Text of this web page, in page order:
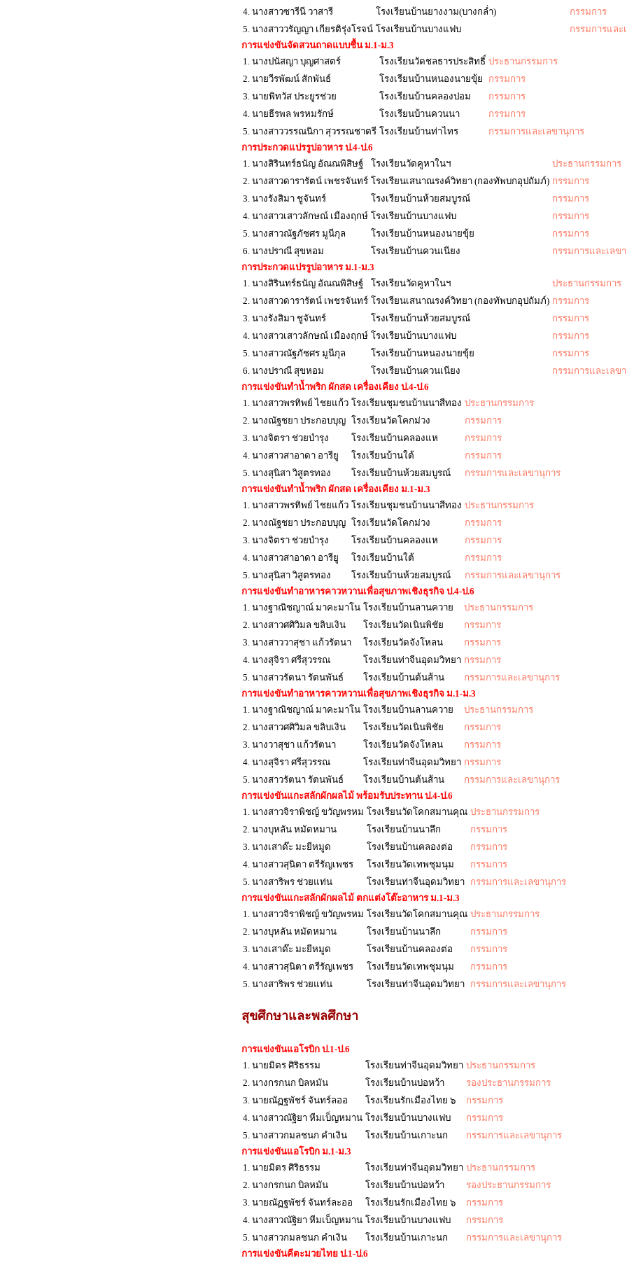
4. นางสาวซารีนี วาสารี
โรงเรียนบ้านยางงาม(บางกล่ำ)
กรรมการ
5. นางสาววรัญญา เกียรติรุ่งโรจน์ โรงเรียนบ้านบางแฟบ
กรรมการและ
การแข่งขันจัดสวนถาดแบบชื้น ม.1-ม.3
1. นางปนัสญา บุญศาสตร์
โรงเรียนวัดชลธารประสิทธิ์ ประธานกรรมการ
2. นายวีรพัฒน์ สักพันธ์
โรงเรียนบ้านหนองนายขุ้ย
กรรมการ
3. นายพิทวัส ประยูรช่วย
โรงเรียนบ้านคลองปอม
กรรมการ
4. นายธีรพล พรหมรักษ์
โรงเรียนบ้านควนนา
กรรมการ
5. นางสาววรรณนิกา สุวรรณชาตรี โรงเรียนบ้านท่าไทร
กรรมการและเลขานุการ
การประกวดแปรรูปอาหาร ป.4-ป.6
1. นางสิรินทร์ธนัญ อัณณพิสิษฐ์
โรงเรียนวัดคูหาในฯ
ประธานกรรมการ
2. นางสาวดารารัตน์ เพชรจันทร์ โรงเรียนเสนาณรงค์วิทยา (กองทัพบกอุปถัมภ์) กรรมการ
3. นางรังสิมา ชูจันทร์
โรงเรียนบ้านห้วยสมบูรณ์
กรรมการ
4. นางสาวเสาวลักษณ์ เมืองฤกษ์ โรงเรียนบ้านบางแฟบ
กรรมการ
5. นางสาวณัฐภัชศร มูนีกุล
โรงเรียนบ้านหนองนายขุ้ย
กรรมการ
6. นางปราณี สุขหอม
โรงเรียนบ้านควนเนียง
กรรมการและเลข
การประกวดแปรรูปอาหาร ม.1-ม.3
1. นางสิรินทร์ธนัญ อัณณพิสิษฐ์
โรงเรียนวัดคูหาในฯ
ประธานกรรมการ
2. นางสาวดารารัตน์ เพชรจันทร์ โรงเรียนเสนาณรงค์วิทยา (กองทัพบกอุปถัมภ์) กรรมการ
3. นางรังสิมา ชูจันทร์
โรงเรียนบ้านห้วยสมบูรณ์
กรรมการ
4. นางสาวเสาวลักษณ์ เมืองฤกษ์ โรงเรียนบ้านบางแฟบ
กรรมการ
5. นางสาวณัฐภัชศร มูนีกุล
โรงเรียนบ้านหนองนายขุ้ย
กรรมการ
6. นางปราณี สุขหอม
โรงเรียนบ้านควนเนียง
กรรมการและเลข
การแข่งขันทำน้ำพริก ผักสด เครื่องเคียง ป.4-ป.6
1. นางสาวพรทิพย์ ไชยแก้ว โรงเรียนชุมชนบ้านนาสีทอง ประธานกรรมการ
2. นางณัฐชยา ประกอบบุญ โรงเรียนวัดโคกม่วง
กรรมการ
3. นางจิตรา ช่วยบำรุง
โรงเรียนบ้านคลองแห
กรรมการ
4. นางสาวสาอาดา อารียู
โรงเรียนบ้านใต้
กรรมการ
5. นางสุนิสา วิสูตรทอง
โรงเรียนบ้านห้วยสมบูรณ์
กรรมการและเลขานุการ
การแข่งขันทำน้ำพริก ผักสด เครื่องเคียง ม.1-ม.3
1. นางสาวพรทิพย์ ไชยแก้ว โรงเรียนชุมชนบ้านนาสีทอง ประธานกรรมการ
2. นางณัฐชยา ประกอบบุญ โรงเรียนวัดโคกม่วง
กรรมการ
3. นางจิตรา ช่วยบำรุง
โรงเรียนบ้านคลองแห
กรรมการ
4. นางสาวสาอาดา อารียู
โรงเรียนบ้านใต้
กรรมการ
5. นางสุนิสา วิสูตรทอง
โรงเรียนบ้านห้วยสมบูรณ์
กรรมการและเลขานุการ
การแข่งขันทำอาหารคาวหวานเพื่อสุขภาพเชิงธุรกิจ ป.4-ป.6
1. นางฐาณิชญาณ์ มาคะมาโน โรงเรียนบ้านลานควาย
ประธานกรรมการ
2. นางสาวศศิวิมล ขลิบเงิน
โรงเรียนวัดเนินพิชัย
กรรมการ
3. นางสาววาสุชา แก้วรัตนา
โรงเรียนวัดจังโหลน
กรรมการ
4. นางสุจิรา ศรีสุวรรณ
โรงเรียนท่าจีนอุดมวิทยา กรรมการ
5. นางสาวรัตนา รัตนพันธ์
โรงเรียนบ้านต้นส้าน
กรรมการและเลขานุการ
การแข่งขันทำอาหารคาวหวานเพื่อสุขภาพเชิงธุรกิจ ม.1-ม.3
1. นางฐาณิชญาณ์ มาคะมาโน โรงเรียนบ้านลานควาย
ประธานกรรมการ
2. นางสาวศศิวิมล ขลิบเงิน
โรงเรียนวัดเนินพิชัย
กรรมการ
3. นางวาสุชา แก้วรัตนา
โรงเรียนวัดจังโหลน
กรรมการ
4. นางสุจิรา ศรีสุวรรณ
โรงเรียนท่าจีนอุดมวิทยา กรรมการ
5. นางสาวรัตนา รัตนพันธ์
โรงเรียนบ้านต้นส้าน
กรรมการและเลขานุการ
การแข่งขันแกะสลักผักผลไม้ พร้อมรับประทาน ป.4-ป.6
1. นางสาวจิราพิชญ์ ขวัญพรหม โรงเรียนวัดโคกสมานคุณ ประธานกรรมการ
2. นางบุหลัน หมัดหมาน
โรงเรียนบ้านนาลึก
กรรมการ
3. นางเสาด๊ะ มะยีหมูด
โรงเรียนบ้านคลองต่อ
กรรมการ
4. นางสาวสุนิตา ตรีรัญเพชร
โรงเรียนวัดเทพชุมนุม
กรรมการ
5. นางสาริพร ช่วยแท่น
โรงเรียนท่าจีนอุดมวิทยา กรรมการและเลขานุการ
การแข่งขันแกะสลักผักผลไม้ ตกแต่งโต๊ะอาหาร ม.1-ม.3
1. นางสาวจิราพิชญ์ ขวัญพรหม โรงเรียนวัดโคกสมานคุณ ประธานกรรมการ
2. นางบุหลัน หมัดหมาน
โรงเรียนบ้านนาลึก
กรรมการ
3. นางเสาด๊ะ มะยีหมูด
โรงเรียนบ้านคลองต่อ
กรรมการ
4. นางสาวสุนิตา ตรีรัญเพชร
โรงเรียนวัดเทพชุมนุม
กรรมการ
5. นางสาริพร ช่วยแท่น
โรงเรียนท่าจีนอุดมวิทยา กรรมการและเลขานุการ
สุขศึกษาและพลศึกษา
การแข่งขันแอโรบิก ป.1-ป.6
1. นายมิตร ศิริธรรม
โรงเรียนท่าจีนอุดมวิทยา ประธานกรรมการ
2. นางกรกนก บิลหมัน
โรงเรียนบ้านบ่อหว้า
รองประธานกรรมการ
3. นายณัฏฐพัชร์ จันทร์ลออ
โรงเรียนรักเมืองไทย ๖
กรรมการ
4. นางสาวณัฐิยา หีมเบ็ญหมาน โรงเรียนบ้านบางแฟบ
กรรมการ
5. นางสาวกมลชนก คำเงิน
โรงเรียนบ้านเกาะนก
กรรมการและเลขานุการ
การแข่งขันแอโรบิก ม.1-ม.3
1. นายมิตร ศิริธรรม
โรงเรียนท่าจีนอุดมวิทยา ประธานกรรมการ
2. นางกรกนก บิลหมัน
โรงเรียนบ้านบ่อหว้า
รองประธานกรรมการ
3. นายณัฏฐพัชร์ จันทร์ละออ
โรงเรียนรักเมืองไทย ๖
กรรมการ
4. นางสาวณัฐิยา หีมเบ็ญหมาน โรงเรียนบ้านบางแฟบ
กรรมการ
5. นางสาวกมลชนก คำเงิน
โรงเรียนบ้านเกาะนก
กรรมการและเลขานุการ
การแข่งขันคีตะมวยไทย ป.1-ป.6